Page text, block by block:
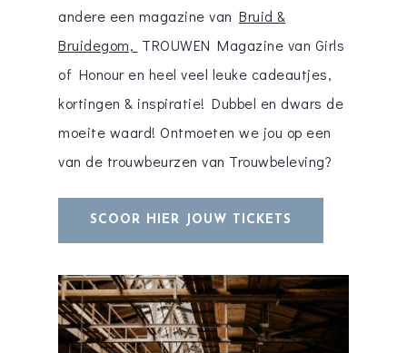
andere een magazine van Bruid &
Bruidegom, TROUWEN Magazine van Girls
of Honour en heel veel leuke cadeautjes,
kortingen & inspiratie! Dubbel en dwars de
moeite waard! Ontmoeten we jou op een
van de trouwbeurzen van Trouwbeleving?
SCOOR HIER JOUW TICKETS